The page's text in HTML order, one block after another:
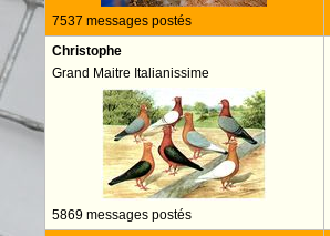
7537 messages postés
Christophe
Grand Maitre Italianissime
5869 messages postés